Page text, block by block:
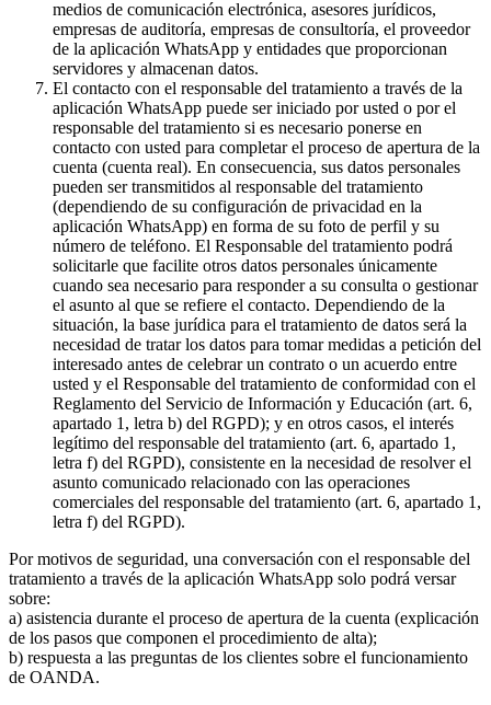
medios de comunicación electrónica, asesores jurídicos,
empresas de auditoría, empresas de consultoría, el proveedor
de la aplicación WhatsApp y entidades que proporcionan
servidores y almacenan datos.
El contacto con el responsable del tratamiento a través de la
aplicación WhatsApp puede ser iniciado por usted o por el
responsable del tratamiento si es necesario ponerse en
contacto con usted para completar el proceso de apertura de la
cuenta (cuenta real). En consecuencia, sus datos personales
pueden ser transmitidos al responsable del tratamiento
(dependiendo de su configuración de privacidad en la
aplicación WhatsApp) en forma de su foto de perfil y su
número de teléfono. El Responsable del tratamiento podrá
solicitarle que facilite otros datos personales únicamente
cuando sea necesario para responder a su consulta o gestionar
el asunto al que se refiere el contacto. Dependiendo de la
situación, la base jurídica para el tratamiento de datos será la
necesidad de tratar los datos para tomar medidas a petición del
interesado antes de celebrar un contrato o un acuerdo entre
usted y el Responsable del tratamiento de conformidad con el
Reglamento del Servicio de Información y Educación (art. 6,
apartado 1, letra b) del RGPD); y en otros casos, el interés
legítimo del responsable del tratamiento (art. 6, apartado 1,
letra f) del RGPD), consistente en la necesidad de resolver el
asunto comunicado relacionado con las operaciones
comerciales del responsable del tratamiento (art. 6, apartado 1,
letra f) del RGPD).
Por motivos de seguridad, una conversación con el responsable del
tratamiento a través de la aplicación WhatsApp solo podrá versar
sobre:
a) asistencia durante el proceso de apertura de la cuenta (explicación
de los pasos que componen el procedimiento de alta);
b) respuesta a las preguntas de los clientes sobre el funcionamiento
de OANDA.